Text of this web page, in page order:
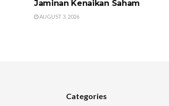
Jaminan Kenaikan Saham
AUGUST 3, 2026
Categories